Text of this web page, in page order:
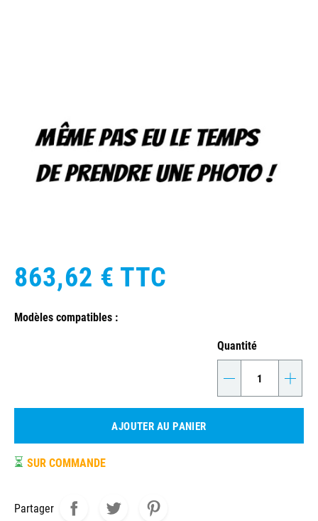
863,62 € TTC
Modèles compatibles :
Quantité
- +
AJOUTER AU PANIER
⏳ SUR COMMANDE
Partager